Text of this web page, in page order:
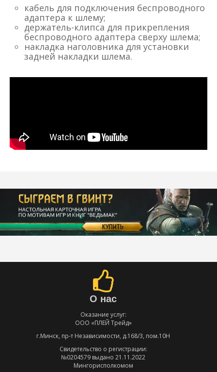
кабель для подключения беспроводного
адаптера к шлему;
держатель-клипса для прикрепления
беспроводного адаптера сверху шлема;
накладка наголовника для установки
задней накладки шлема.
О нас
Оказание услуг:
ООО «ПЛЕЙ Трейд»
г.Минск, пр-т Независимости, д.168/3, пом.10Н
Свидетельство о регистрации:
№0204579 выдано 21.11.2022
Мингорисполкомом